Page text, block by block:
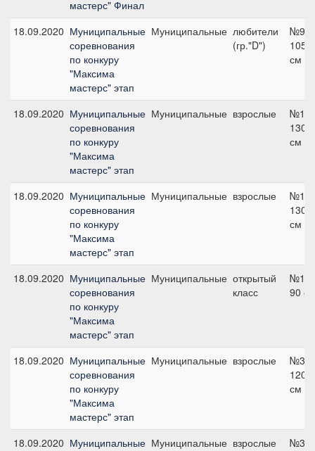
мастерс" Финал
18.09.2020 Муниципальные
соревнования
по конкуру
"Максима
мастерс" этап
Муниципальные любители
(гр."D")
№9,
105
см
18.09.2020 Муниципальные
соревнования
по конкуру
"Максима
мастерс" этап
Муниципальные взрослые
№10,
130
см
18.09.2020 Муниципальные
соревнования
по конкуру
"Максима
мастерс" этап
Муниципальные взрослые
№10,
130
см
18.09.2020 Муниципальные
соревнования
по конкуру
"Максима
мастерс" этап
Муниципальные открытый
класс
№1,
90 см
18.09.2020 Муниципальные
соревнования
по конкуру
"Максима
мастерс" этап
Муниципальные взрослые
№3,
120
см
18.09.2020 Муниципальные Муниципальные взрослые
№3,